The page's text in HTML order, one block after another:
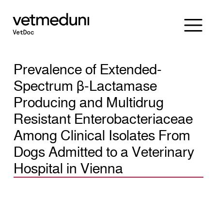
Prevalence of Extended-
Spectrum β-Lactamase
Producing and Multidrug
Resistant Enterobacteriaceae
Among Clinical Isolates From
Dogs Admitted to a Veterinary
Hospital in Vienna